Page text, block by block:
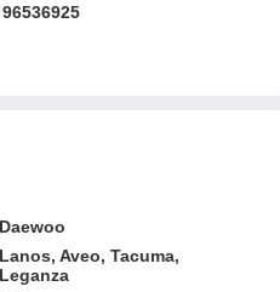
Daewoo
Lanos, Aveo, Tacuma,
Leganza